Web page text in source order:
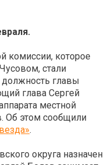
комиссии, которое
стали
главы
глава Сергей
местной
Об этом сообщили
.
округа назначен